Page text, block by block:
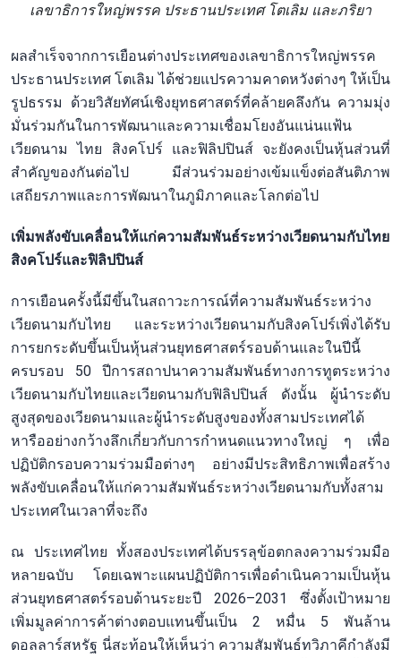
เลขาธิการใหญ่พรรค ประธานประเทศ โตเลิม และภริยา
ผลสำเร็จจากการเยือนต่างประเทศของเลขาธิการใหญ่พรรค
ประธานประเทศ โตเลิม ได้ช่วยแปรความคาดหวังต่างๆ ให้เป็น
รูปธรรม ด้วยวิสัยทัศน์เชิงยุทธศาสตร์ที่คล้ายคลึงกัน ความมุ่ง
มั่นร่วมกันในการพัฒนาและความเชื่อมโยงอันแน่นแฟ้น
เวียดนาม ไทย สิงคโปร์ และฟิลิปปินส์ จะยังคงเป็นหุ้นส่วนที่
สำคัญของกันต่อไป มีส่วนร่วมอย่างเข้มแข็งต่อสันติภาพ
เสถียรภาพและการพัฒนาในภูมิภาคและโลกต่อไป
เพิ่มพลังขับเคลื่อนให้แก่ความสัมพันธ์ระหว่างเวียดนามกับไทย
สิงคโปร์และฟิลิปปินส์
การเยือนครั้งนี้มีขึ้นในสถาวะการณ์ที่ความสัมพันธ์ระหว่าง
เวียดนามกับไทย และระหว่างเวียดนามกับสิงคโปร์เพิ่งได้รับ
การยกระดับขึ้นเป็นหุ้นส่วนยุทธศาสตร์รอบด้านและในปีนี้
ครบรอบ 50 ปีการสถาปนาความสัมพันธ์ทางการทูตระหว่าง
เวียดนามกับไทยและเวียดนามกับฟิลิปปินส์ ดังนั้น ผู้นำระดับ
สูงสุดของเวียดนามและผู้นำระดับสูงของทั้งสามประเทศได้
หารืออย่างกว้างลึกเกี่ยวกับการกำหนดแนวทางใหญ่ ๆ เพื่อ
ปฏิบัติกรอบความร่วมมือต่างๆ อย่างมีประสิทธิภาพเพื่อสร้าง
พลังขับเคลื่อนให้แก่ความสัมพันธ์ระหว่างเวียดนามกับทั้งสาม
ประเทศในเวลาที่จะถึง
ณ ประเทศไทย ทั้งสองประเทศได้บรรลุข้อตกลงความร่วมมือ
หลายฉบับ โดยเฉพาะแผนปฏิบัติการเพื่อดำเนินความเป็นหุ้น
ส่วนยุทธศาสตร์รอบด้านระยะปี 2026–2031 ซึ่งตั้งเป้าหมาย
เพิ่มมูลค่าการค้าต่างตอบแทนขึ้นเป็น 2 หมื่น 5 พันล้าน
ดอลลาร์สหรัฐ นี่สะท้อนให้เห็นว่า ความสัมพันธ์ทวิภาคีกำลังมี